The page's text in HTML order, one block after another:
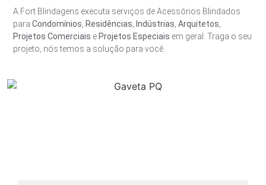
A Fort Blindagens executa serviços de Acessórios Blindados
para Condomínios Residências Indústrias Arquitetos
Projetos Comerciais e Projetos Especiais em geral. Traga o seu
projeto, nós temos a solução para você.